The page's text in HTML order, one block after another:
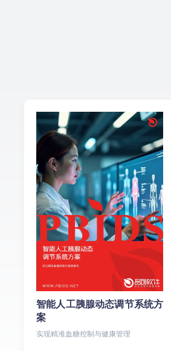
智能人工胰腺动态调节系统方
案
实现精准血糖控制与健康管理